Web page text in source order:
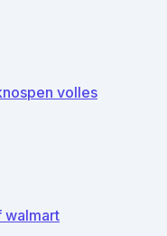
volles
walmart